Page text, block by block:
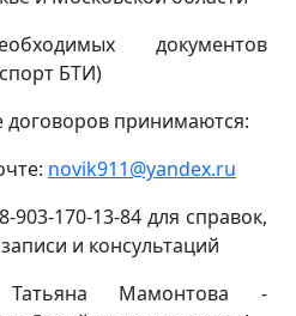
документов
БТИ)
договоров принимаются:
novik911@yandex.ru
903-170-13-84 для справок,
и консультаций
Мамонтова -